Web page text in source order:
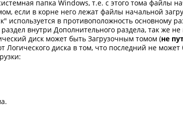
папка Windows, т.е. с этого тома файлы
если в корне него лежат файлы начальной
в противоположность основному
внутри Дополнительного раздела, так же
диск может быть Загрузочным томом (не
Логического диска в том, что последний не